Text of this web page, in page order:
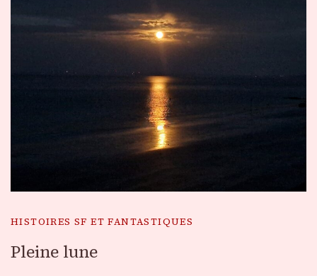
HISTOIRES SF ET FANTASTIQUES
Pleine lune